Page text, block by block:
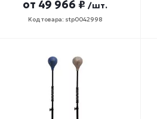
от 49 966 ₽ /шт.
Код товара: stp0042998